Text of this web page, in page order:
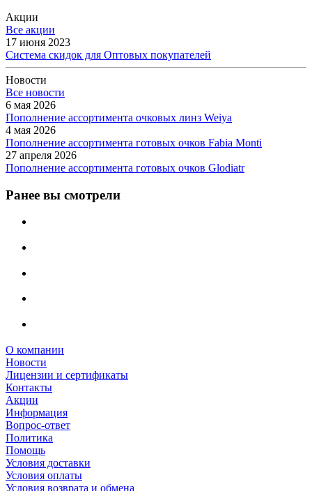
Акции
Все акции
17 июня 2023
Система скидок для Оптовых покупателей
Новости
Все новости
6 мая 2026
Пополнение ассортимента очковых линз Weiya
4 мая 2026
Пополнение ассортимента готовых очков Fabia Monti
27 апреля 2026
Пополнение ассортимента готовых очков Glodiatr
Ранее вы смотрели
О компании
Новости
Лицензии и сертификаты
Контакты
Акции
Информация
Вопрос-ответ
Политика
Помощь
Условия доставки
Условия оплаты
Условия возврата и обмена